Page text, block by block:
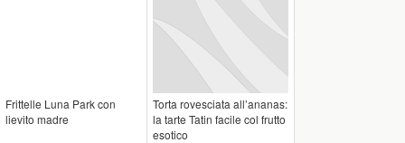
Frittelle Luna Park con
lievito madre
Torta rovesciata all’ananas:
la tarte Tatin facile col frutto
esotico